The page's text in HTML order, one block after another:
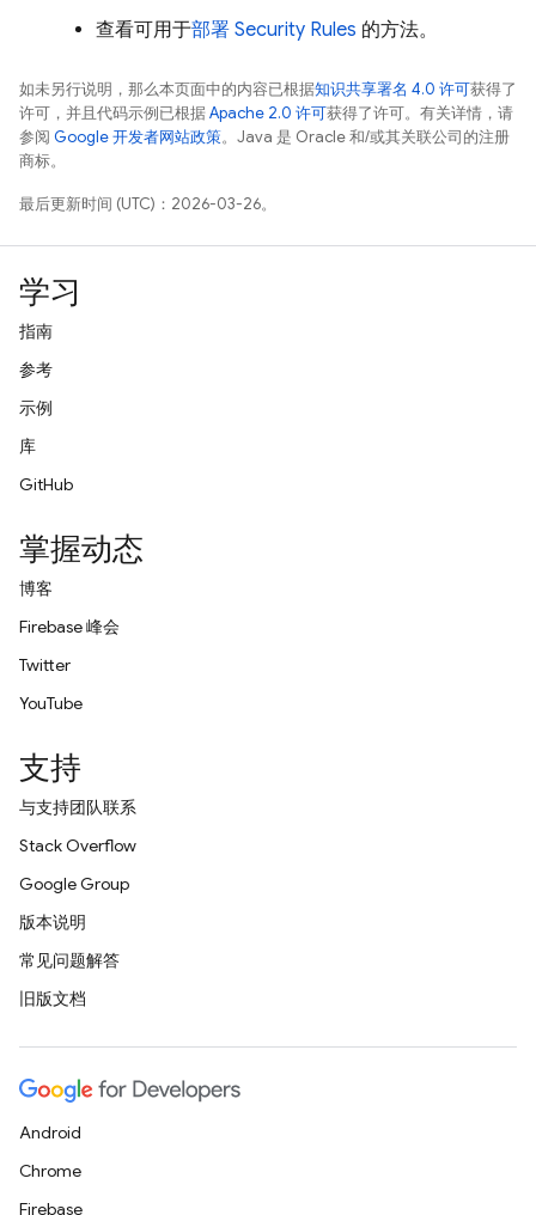
查看可用于部署 Security Rules 的方法。
如未另行说明，那么本页面中的内容已根据知识共享署名 4.0 许可获得了
许可，并且代码示例已根据Apache 2.0 许可获得了许可。有关详情，请
参阅 Google 开发者网站政策。Java 是 Oracle 和/或其关联公司的注册
商标。
最后更新时间 (UTC)：2026-03-26。
学习
指南
参考
示例
库
GitHub
掌握动态
博客
Firebase 峰会
Twitter
YouTube
支持
与支持团队联系
Stack Overflow
Google Group
版本说明
常见问题解答
旧版文档
Android
Chrome
Firebase